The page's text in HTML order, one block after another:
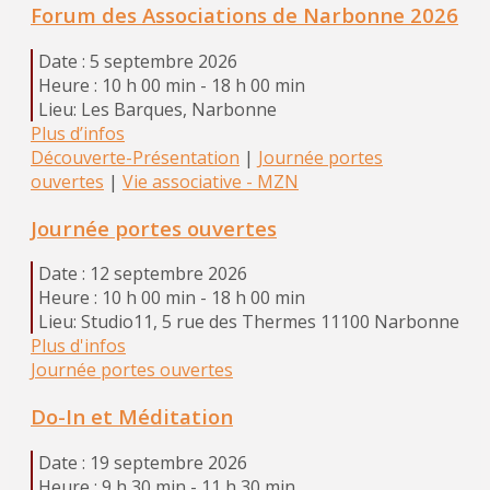
Forum des Associations de Narbonne 2026
Date : 5 septembre 2026
Heure : 10 h 00 min - 18 h 00 min
Lieu: Les Barques, Narbonne
Plus d’infos
Découverte-Présentation | Journée portes
ouvertes | Vie associative - MZN
Journée portes ouvertes
Date : 12 septembre 2026
Heure : 10 h 00 min - 18 h 00 min
Lieu: Studio11, 5 rue des Thermes 11100 Narbonne
Plus d'infos
Journée portes ouvertes
Do-In et Méditation
Date : 19 septembre 2026